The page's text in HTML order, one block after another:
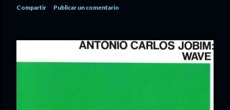
Compartir Publicar un comentario